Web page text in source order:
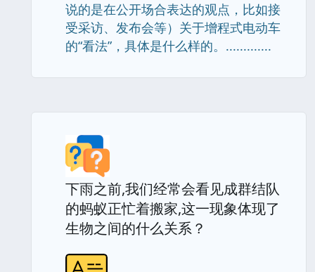
说的是在公开场合表达的观点，比如接
受采访、发布会等）关于增程式电动车
的“看法”，具体是什么样的。.............
下雨之前,我们经常会看见成群结队
的蚂蚁正忙着搬家,这一现象体现了
生物之间的什么关系？